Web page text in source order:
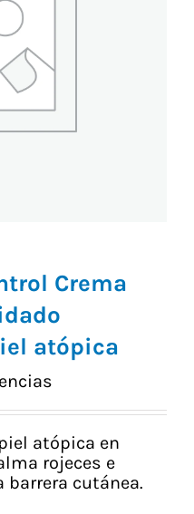
Crema
atópica
atópica en
rojeces e
barrera cutánea.